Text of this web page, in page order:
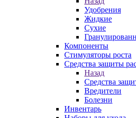
Удобрения
Жидкие
Сухие
Компоненты
Стимуляторы роста
Средства защиты
Назад
Средства
Вредители
Болезни
Инвентарь